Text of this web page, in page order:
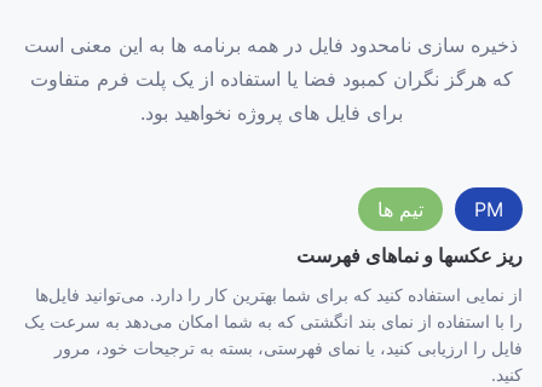
ذخیره سازی نامحدود فایل در همه برنامه ها به این معنی است
که هرگز نگران کمبود فضا یا استفاده از یک پلت فرم متفاوت
برای فایل های پروژه نخواهید بود.
PM
تیم ها
ریز عکسها و نماهای فهرست
از نمایی استفاده کنید که برای شما بهترین کار را دارد. می‌توانید فایل‌ها
را با استفاده از نمای بند انگشتی که به شما امکان می‌دهد به سرعت یک
فایل را ارزیابی کنید، یا نمای فهرستی، بسته به ترجیحات خود، مرور
کنید.